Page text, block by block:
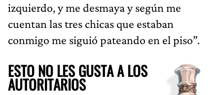
izquierdo, y me desmaya y según me
cuentan las tres chicas que estaban
conmigo me siguió pateando en el piso”.
ESTO NO LES GUSTA A LOS
AUTORITARIOS